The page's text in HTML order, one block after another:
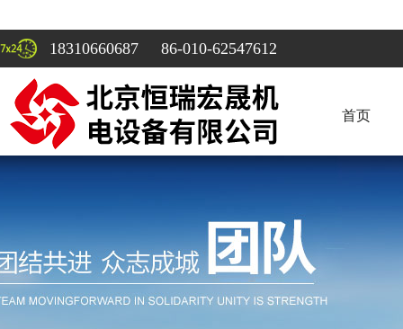
18310660687 86-010-62547612
首页